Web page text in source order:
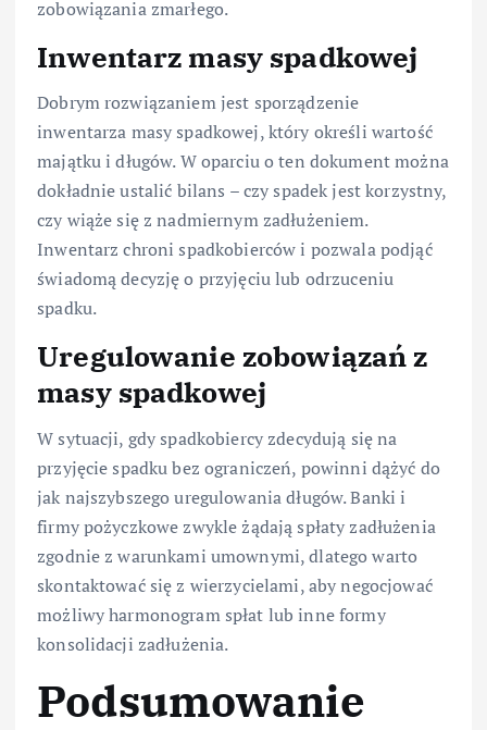
zobowiązania zmarłego.
Inwentarz masy spadkowej
Dobrym rozwiązaniem jest sporządzenie
inwentarza masy spadkowej, który określi wartość
majątku i długów. W oparciu o ten dokument można
dokładnie ustalić bilans – czy spadek jest korzystny,
czy wiąże się z nadmiernym zadłużeniem.
Inwentarz chroni spadkobierców i pozwala podjąć
świadomą decyzję o przyjęciu lub odrzuceniu
spadku.
Uregulowanie zobowiązań z
masy spadkowej
W sytuacji, gdy spadkobiercy zdecydują się na
przyjęcie spadku bez ograniczeń, powinni dążyć do
jak najszybszego uregulowania długów. Banki i
firmy pożyczkowe zwykle żądają spłaty zadłużenia
zgodnie z warunkami umownymi, dlatego warto
skontaktować się z wierzycielami, aby negocjować
możliwy harmonogram spłat lub inne formy
konsolidacji zadłużenia.
Podsumowanie